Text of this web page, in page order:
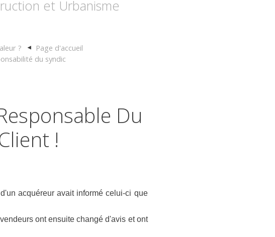
et Urbanisme
?
Page d'accueil
du syndic
Du
!
acquéreur avait informé celui-ci que
ont ensuite changé d'avis et ont